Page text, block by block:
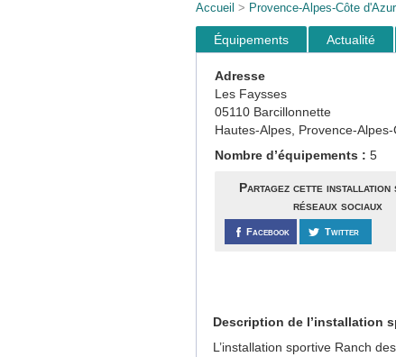
Accueil > Provence-Alpes-Côte d'Azur
Équipements Actualité
Adresse
Les Faysses
05110 Barcillonnette
Hautes-Alpes, Provence-Alpes-
Nombre d’équipements : 5
Partagez cette installation
réseaux sociaux
Facebook Twitter
Description de l’installation
L’installation sportive Ranch